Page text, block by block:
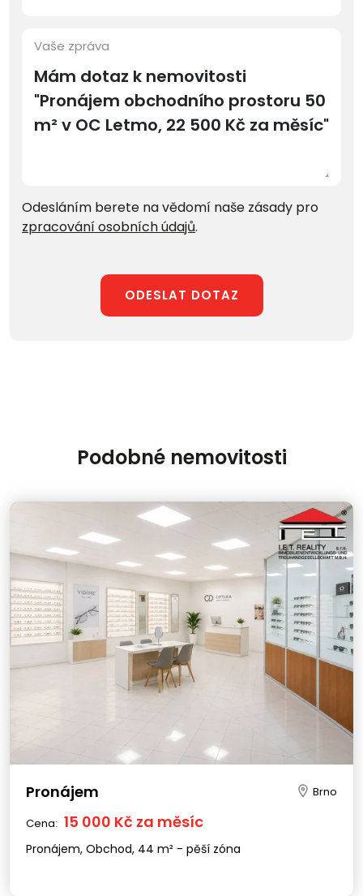
Vaše zpráva
Odesláním berete na vědomí naše zásady pro
zpracování osobních údajů.
ODESLAT DOTAZ
Podobné nemovitosti
Pronájem Brno
Cena: 15 000 Kč za měsíc
Pronájem, Obchod, 44 m² - pěší zóna